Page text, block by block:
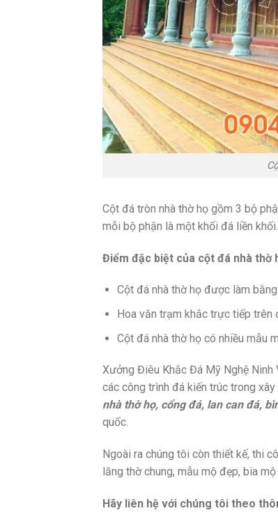
Cột đá tròn nhà thờ họ gồm 3 bộ
mỗi bộ phận là một khối đá liền khối.
Điểm đặc biệt của cột đá nhà thờ
Cột đá nhà thờ họ được làm
Hoa văn trạm khắc trực tiếp trên
Cột đá nhà thờ họ có nhiều mẫu
Xưởng Điêu Khắc Đá Mỹ Nghệ Ninh
các công trình đá kiến trúc trong
nhà thờ họ, cổng đá, lan can đá,
quốc.
Ngoài ra chúng tôi còn thiết kế, thi
lăng thờ chung, mẫu mộ đẹp, bia
Hãy liên hệ với chúng tôi theo